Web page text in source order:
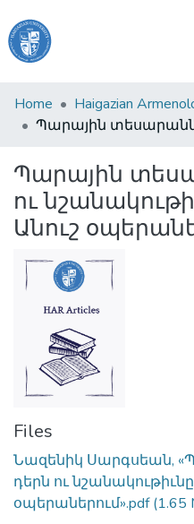
Haigazian
University
&
Collections
All of DSpace
Home
Պարային
ու
Անուշ
Files
Նազենիկ Սարգսեան,
դերն ու
օպերաներում».pdf(1.65